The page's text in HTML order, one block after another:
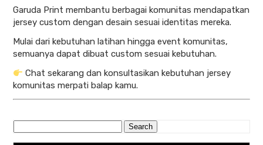
Garuda Print membantu berbagai komunitas mendapatkan
jersey custom dengan desain sesuai identitas mereka.
Mulai dari kebutuhan latihan hingga event komunitas,
semuanya dapat dibuat custom sesuai kebutuhan.
Chat sekarang dan konsultasikan kebutuhan jersey
komunitas merpati balap kamu.
for: